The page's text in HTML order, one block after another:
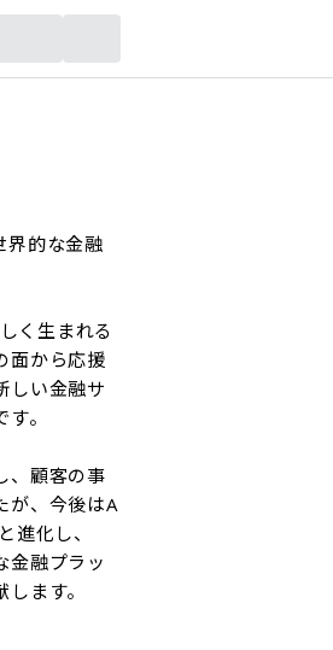
界的な金融
く生まれる
面から応援
しい金融サ
。
、顧客の事
が、今後はA
進化し、
金融プラッ
ます。